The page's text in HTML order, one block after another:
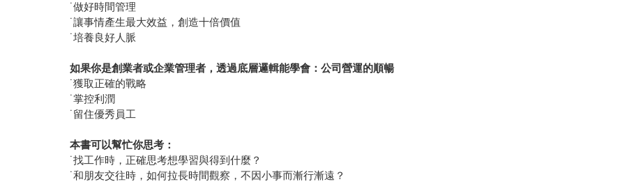
˙做好時間管理
˙讓事情產生最大效益，創造十倍價值
˙培養良好人脈
如果你是創業者或企業管理者，透過底層邏輯能學會：公司營運的順暢
˙獲取正確的戰略
˙掌控利潤
˙留住優秀員工
本書可以幫忙你思考：
˙找工作時，正確思考想學習與得到什麼？
˙和朋友交往時，如何拉長時間觀察，不因小事而漸行漸遠？